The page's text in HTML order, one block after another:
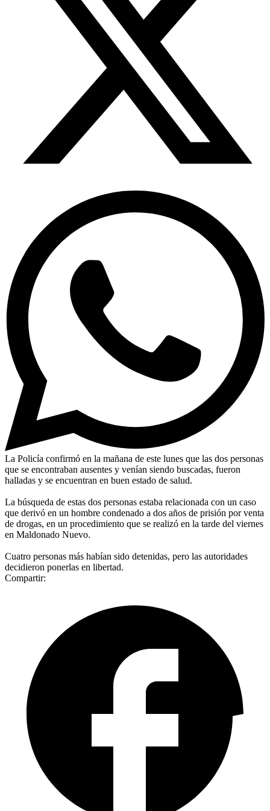
La Policía confirmó en la mañana de este lunes que las dos personas
que se encontraban ausentes y venían siendo buscadas, fueron
halladas y se encuentran en buen estado de salud.
La búsqueda de estas dos personas estaba relacionada con un caso
que derivó en un hombre condenado a dos años de prisión por venta
de drogas, en un procedimiento que se realizó en la tarde del viernes
en Maldonado Nuevo.
Cuatro personas más habían sido detenidas, pero las autoridades
decidieron ponerlas en libertad.
Compartir: